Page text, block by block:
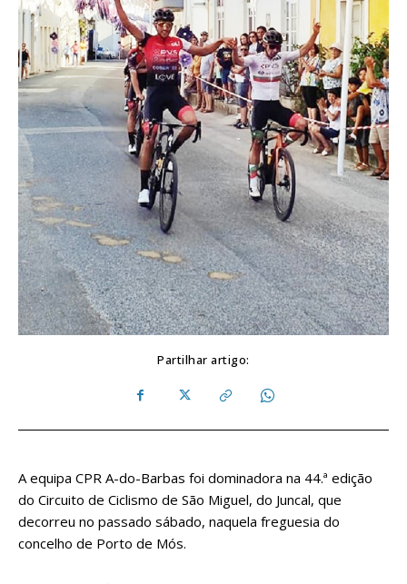
Partilhar artigo:
A equipa CPR A-do-Barbas foi dominadora na 44.ª edição
do Circuito de Ciclismo de São Miguel, do Juncal, que
decorreu no passado sábado, naquela freguesia do
concelho de Porto de Mós.